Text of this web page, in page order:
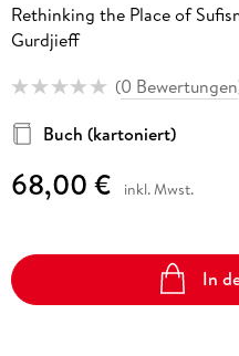
Rethinking the Place of
Gurdjieff
(0 Bewertungen
Buch (kartoniert)
68,00 € inkl. Mwst.
In